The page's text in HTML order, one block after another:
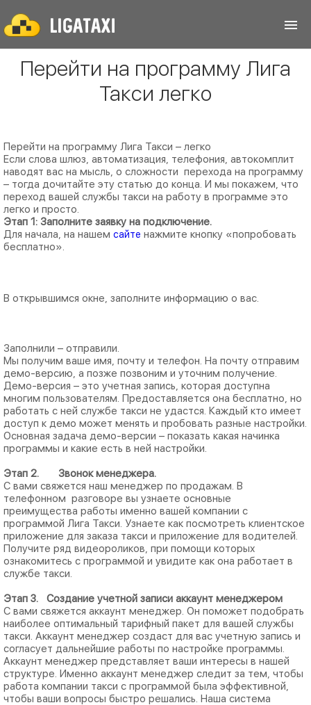
Перейти на программу Лига
Такси легко
Перейти на программу Лига Такси – легко
Если слова шлюз, автоматизация, телефония, автокомплит
наводят вас на мысль, о сложности перехода на программу
– тогда дочитайте эту статью до конца. И мы покажем, что
переход вашей службы такси на работу в программе это
легко и просто.
Этап 1: Заполните заявку на подключение.
Для начала, на нашем сайте нажмите кнопку «попробовать
бесплатно».
В открывшимся окне, заполните информацию о вас.
Заполнили – отправили.
Мы получим ваше имя, почту и телефон. На почту отправим
демо-версию, а позже позвоним и уточним получение.
Демо-версия – это учетная запись, которая доступна
многим пользователям. Предоставляется она бесплатно, но
работать с ней службе такси не удастся. Каждый кто имеет
доступ к демо может менять и пробовать разные настройки.
Основная задача демо-версии – показать какая начинка
программы и какие есть в ней настройки.
Этап 2. Звонок менеджера.
С вами свяжется наш менеджер по продажам. В
телефонном разговоре вы узнаете основные
преимущества работы именно вашей компании с
программой Лига Такси. Узнаете как посмотреть клиентское
приложение для заказа такси и приложение для водителей.
Получите ряд видеороликов, при помощи которых
ознакомитесь с программой и увидите как она работает в
службе такси.
Этап 3. Создание учетной записи аккаунт менеджером
С вами свяжется аккаунт менеджер. Он поможет подобрать
наиболее оптимальный тарифный пакет для вашей службы
такси. Аккаунт менеджер создаст для вас учетную запись и
согласует дальнейшие работы по настройке программы.
Аккаунт менеджер представляет ваши интересы в нашей
структуре. Именно аккаунт менеджер следит за тем, чтобы
работа компании такси с программой была эффективной,
чтобы ваши вопросы быстро решались. Наша система